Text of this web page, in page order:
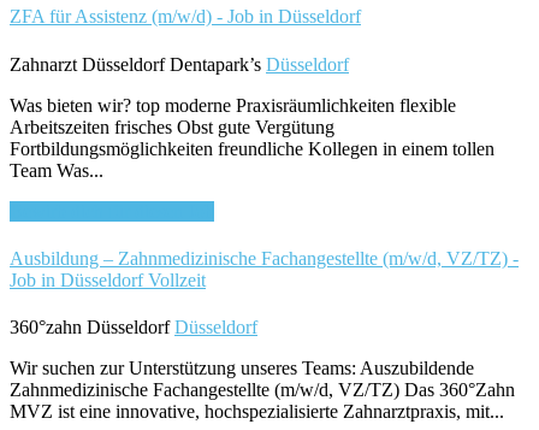
ZFA für Assistenz (m/w/d) - Job in Düsseldorf
Zahnarzt Düsseldorf Dentapark’s Düsseldorf
Was bieten wir? top moderne Praxisräumlichkeiten flexible
Arbeitszeiten frisches Obst gute Vergütung
Fortbildungsmöglichkeiten freundliche Kollegen in einem tollen
Team Was...
Ausbildung – Zahnmedizinische Fachangestellte (m/w/d, VZ/TZ) -
Job in DüsseldorfVollzeit
360°zahn Düsseldorf Düsseldorf
Wir suchen zur Unterstützung unseres Teams: Auszubildende
Zahnmedizinische Fachangestellte (m/w/d, VZ/TZ) Das 360°Zahn
MVZ ist eine innovative, hochspezialisierte Zahnarztpraxis, mit...